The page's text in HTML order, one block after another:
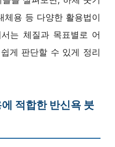
체용 등 다양한 활용법이
는 체질과 목표별로 어
게 판단할 수 있게 정리
적합한 반신욕 붓